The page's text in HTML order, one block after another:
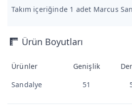
Takım içeriğinde 1 adet Marcus
Ürün Boyutları
Ürünler Genişlik
Sandalye
51